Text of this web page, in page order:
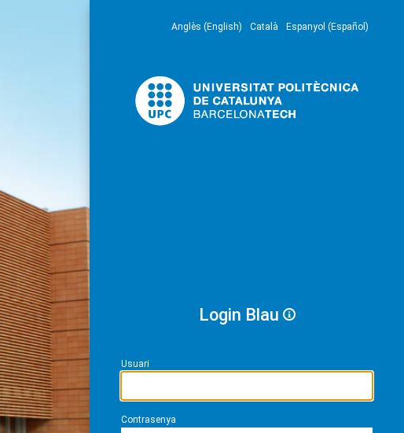
Anglès (English) Català Espanyol (Español)
Login Blau
Usuari
Contrasenya